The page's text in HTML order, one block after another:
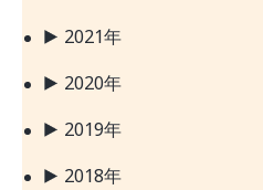
2021年
2020年
2019年
2018年